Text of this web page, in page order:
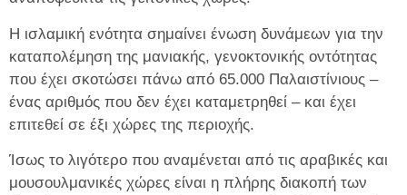
Η ισλαμική ενότητα σημαίνει ένωση δυνάμεων για την
καταπολέμηση της μανιακής, γενοκτονικής οντότητας
που έχει σκοτώσει πάνω από 65.000 Παλαιστίνιους –
ένας αριθμός που δεν έχει καταμετρηθεί – και έχει
επιτεθεί σε έξι χώρες της περιοχής.
Ίσως το λιγότερο που αναμένεται από τις αραβικές και
μουσουλμανικές χώρες είναι η πλήρης διακοπή των